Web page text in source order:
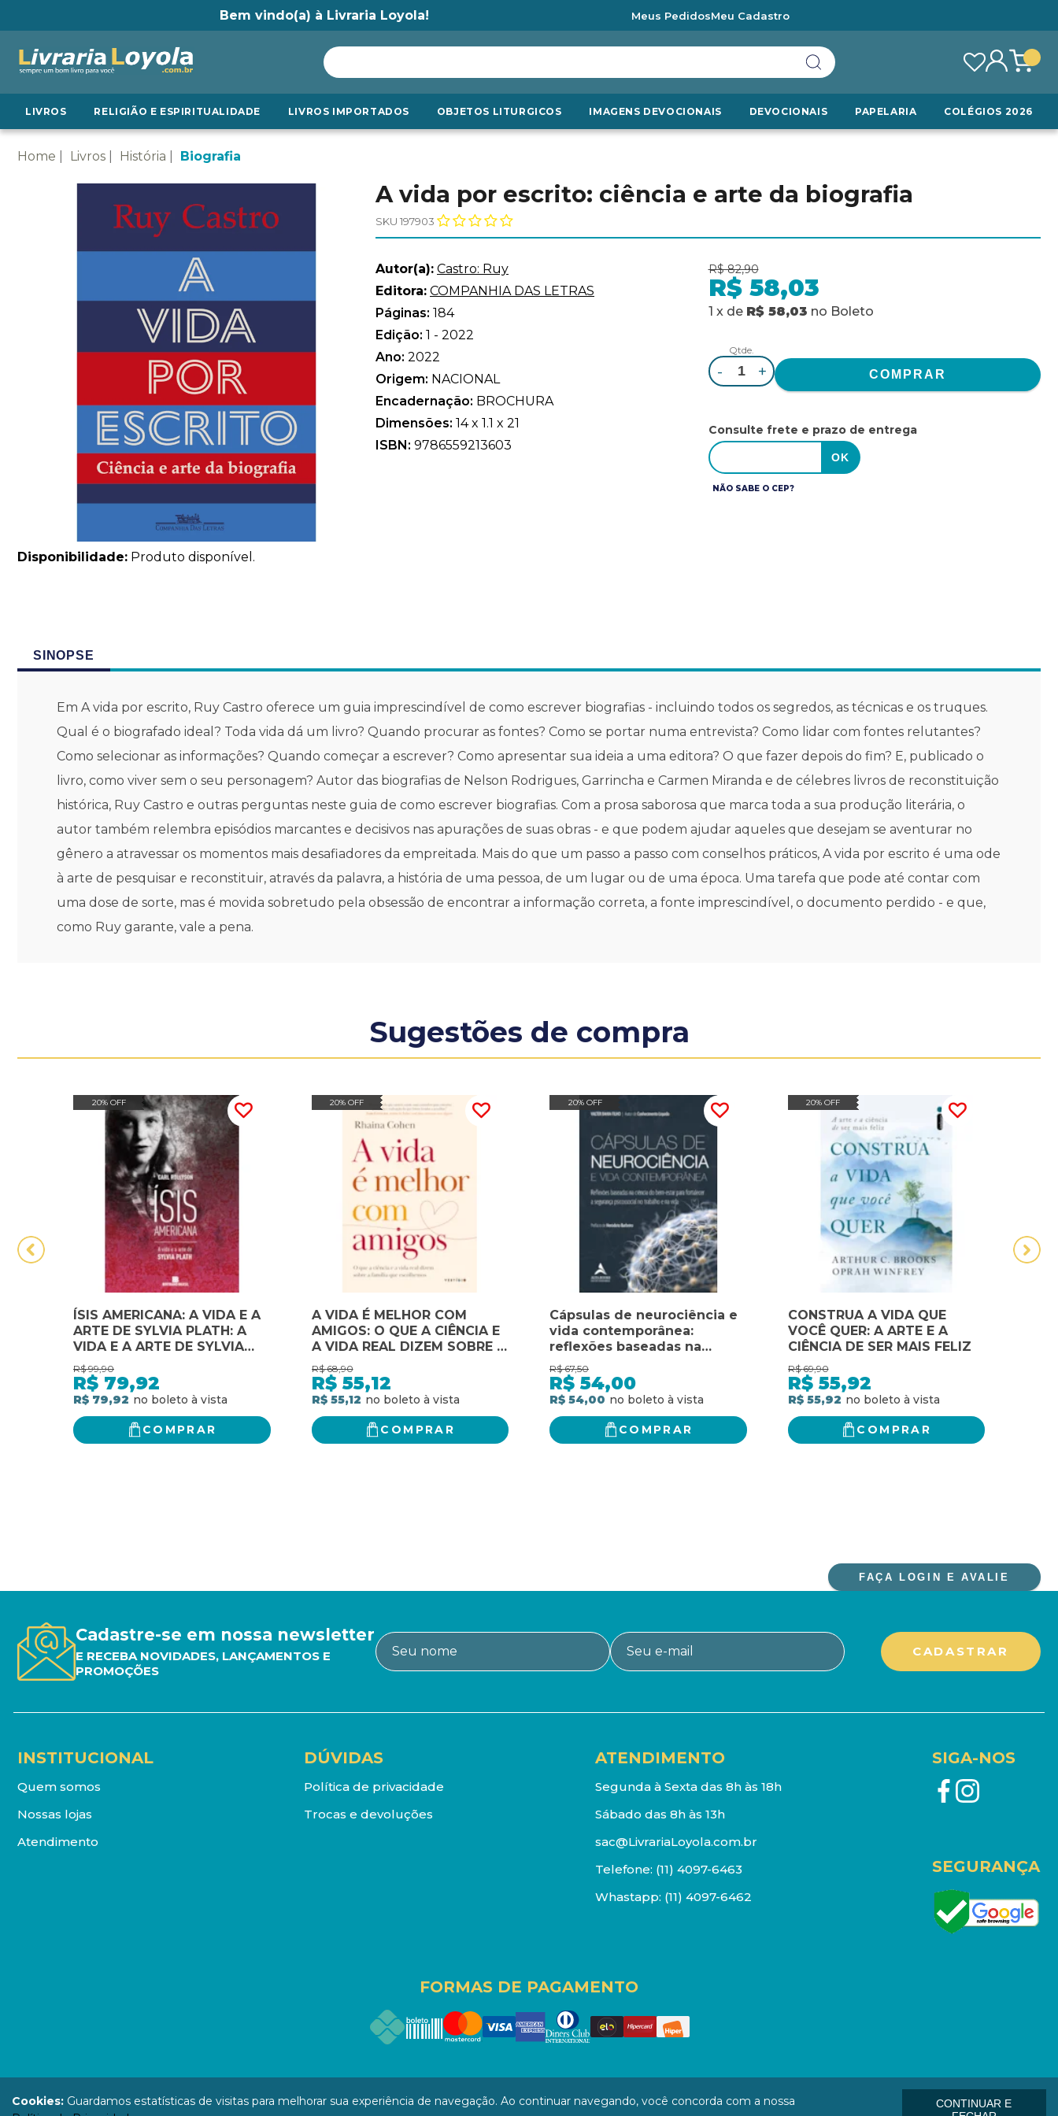
Bem vindo(a) à Livraria Loyola! Meus PedidosMeu Cadastro
LIVROS RELIGIÃO E ESPIRITUALIDADE LIVROS IMPORTADOS OBJETOS LITURGICOS IMAGENS DEVOCIONAIS DEVOCIONAIS PAPELARIA COLÉGIOS 2026
Home Livros História Biografia
Disponibilidade: Produto disponível.
A vida por escrito: ciência e arte da biografia
SKU 197903
Autor(a): Castro: Ruy
Editora: COMPANHIA DAS LETRAS
Páginas: 184
Edição: 1 - 2022
Ano: 2022
Origem: NACIONAL
Encadernação: BROCHURA
Dimensões: 14 x 1.1 x 21
ISBN: 9786559213603
R$ 82,90
R$ 58,03
1 x de R$ 58,03 no Boleto
Qtde.
- +
Consulte frete e prazo de entrega
NÃO SABE O CEP?
SINOPSE
Em A vida por escrito, Ruy Castro oferece um guia imprescindível de como escrever biografias - incluindo todos os segredos, as técnicas e os truques.
Qual é o biografado ideal? Toda vida dá um livro? Quando procurar as fontes? Como se portar numa entrevista? Como lidar com fontes relutantes?
Como selecionar as informações? Quando começar a escrever? Como apresentar sua ideia a uma editora? O que fazer depois do fim? E, publicado o
livro, como viver sem o seu personagem? Autor das biografias de Nelson Rodrigues, Garrincha e Carmen Miranda e de célebres livros de reconstituição
histórica, Ruy Castro e outras perguntas neste guia de como escrever biografias. Com a prosa saborosa que marca toda a sua produção literária, o
autor também relembra episódios marcantes e decisivos nas apurações de suas obras - e que podem ajudar aqueles que desejam se aventurar no
gênero a atravessar os momentos mais desafiadores da empreitada. Mais do que um passo a passo com conselhos práticos, A vida por escrito é uma ode
à arte de pesquisar e reconstituir, através da palavra, a história de uma pessoa, de um lugar ou de uma época. Uma tarefa que pode até contar com
uma dose de sorte, mas é movida sobretudo pela obsessão de encontrar a informação correta, a fonte imprescindível, o documento perdido - e que,
como Ruy garante, vale a pena.
Sugestões de compra
20% OFF
ÍSIS AMERICANA: A VIDA E A
ARTE DE SYLVIA PLATH: A
VIDA E A ARTE DE SYLVIA
PLATH
R$ 99,90
R$ 79,92
R$ 79,92
COMPRAR
20% OFF
A VIDA É MELHOR COM
AMIGOS: O QUE A CIÊNCIA E
A VIDA REAL DIZEM SOBRE A
FAMÍLIA QUE ESCOLHEMOS
R$ 68,90
R$ 55,12
R$ 55,12
COMPRAR
20% OFF
Cápsulas de neurociência e
vida contemporânea:
reflexões baseadas na
ciência do bem-estar para
fortalecer a segurança
psicossocial no trabalho e na
vida
R$ 67,50
R$ 54,00
R$ 54,00
COMPRAR
20% OFF
CONSTRUA A VIDA QUE
VOCÊ QUER: A ARTE E A
CIÊNCIA DE SER MAIS FELIZ
R$ 69,90
R$ 55,92
R$ 55,92
COMPRAR
FAÇA LOGIN E AVALIE
Cadastre-se em nossa newsletter
E RECEBA NOVIDADES, LANÇAMENTOS E
PROMOÇÕES
INSTITUCIONAL
Quem somos
Nossas lojas
Atendimento
DÚVIDAS
Política de privacidade
Trocas e devoluções
ATENDIMENTO
Segunda à Sexta das 8h às 18h
Sábado das 8h às 13h
sac@LivrariaLoyola.com.br
Telefone: (11) 4097-6463
Whastapp: (11) 4097-6462
SIGA-NOS
SEGURANÇA
FORMAS DE PAGAMENTO
67.946.814/0001-94 - LOJA - Rua Senador Feijó - São Paulo / SP - CEP: 01006-000
Cookies: Guardamos estatísticas de visitas para melhorar sua experiência de navegação. Ao continuar navegando, você concorda com a nossa
CONTINUAR E